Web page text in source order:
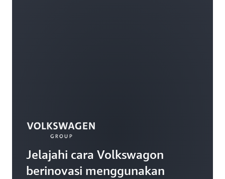
Jelajahi cara Volkswagon
berinovasi menggunakan